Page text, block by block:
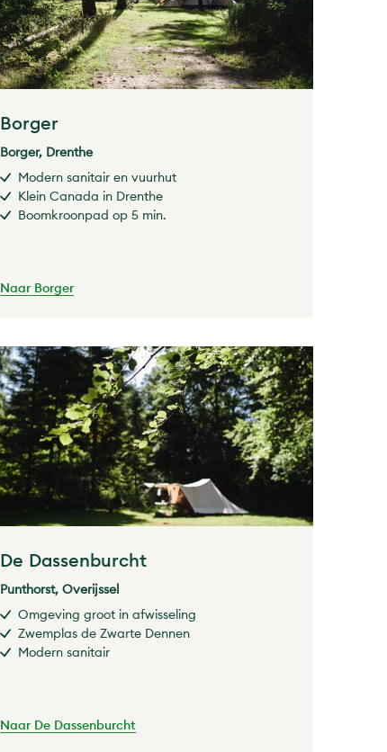
Borger
Borger, Drenthe
Modern sanitair en vuurhut
Klein Canada in Drenthe
Boomkroonpad op 5 min.
Naar Borger
De Dassenburcht
Punthorst, Overijssel
Omgeving groot in afwisseling
Zwemplas de Zwarte Dennen
Modern sanitair
Naar De Dassenburcht